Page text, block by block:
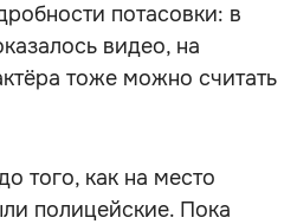
потасовки: в
видео, на
тоже можно считать
того, как на место
полицейские. Пока